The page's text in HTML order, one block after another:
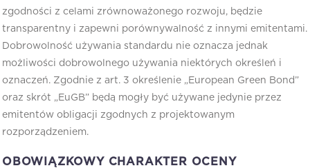
zgodności z celami zrównoważonego rozwoju, będzie
transparentny i zapewni porównywalność z innymi emitentami.
Dobrowolność używania standardu nie oznacza jednak
możliwości dobrowolnego używania niektórych określeń i
oznaczeń. Zgodnie z art. 3 określenie „European Green Bond”
oraz skrót „EuGB” będą mogły być używane jedynie przez
emitentów obligacji zgodnych z projektowanym
rozporządzeniem.
OBOWIĄZKOWY CHARAKTER OCENY